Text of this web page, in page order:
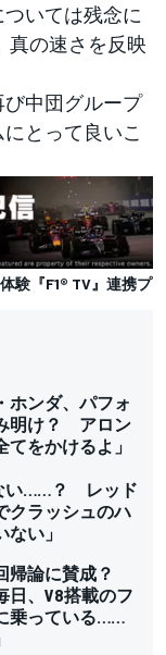
ついては残念に
真の速さを反映
び中団グループ
とって良いこ
験『F1® TV』連携プ
ホンダ、パフォ
明け？ アロン
をかけるよ」
い……？ レッド
クラッシュのハ
い」
帰論に賛成？
日、V8搭載のフ
乗っている……